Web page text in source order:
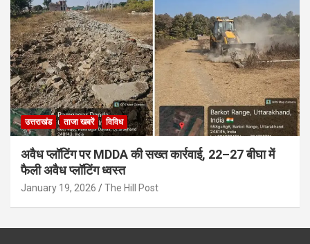
उत्तराखंड ताजा खबरें विविध
अवैध प्लॉटिंग पर MDDA की सख्त कार्रवाई, 22–27 बीघा में
फैली अवैध प्लॉटिंग ध्वस्त
January 19, 2026 The Hill Post